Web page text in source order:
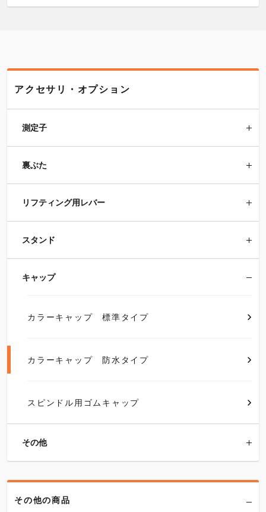
アクセサリ・オプション
測定子
裏ぶた
リフティング用レバー
スタンド
キャップ
カラーキャップ 標準タイプ
カラーキャップ 防水タイプ
スピンドル用ゴムキャップ
その他
その他の商品